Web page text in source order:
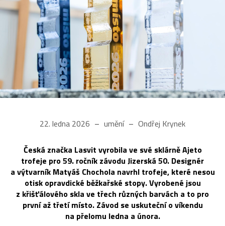
22. ledna 2026 umění Ondřej Krynek
Česká značka Lasvit vyrobila ve své sklárně Ajeto
trofeje pro 59. ročník závodu Jizerská 50. Designér
a výtvarník Matyáš Chochola navrhl trofeje, které nesou
otisk opravdické běžkařské stopy. Vyrobené jsou
z křišťálového skla ve třech různých barvách a to pro
první až třetí místo. Závod se uskuteční o víkendu
na přelomu ledna a února.